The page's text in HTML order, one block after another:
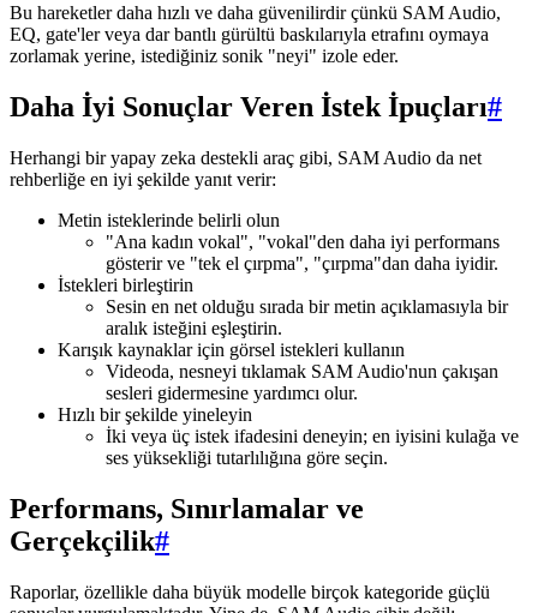
Bu hareketler daha hızlı ve daha güvenilirdir çünkü SAM Audio,
EQ, gate'ler veya dar bantlı gürültü baskılarıyla etrafını oymaya
zorlamak yerine, istediğiniz sonik "neyi" izole eder.
Daha İyi Sonuçlar Veren İstek İpuçları#
Herhangi bir yapay zeka destekli araç gibi, SAM Audio da net
rehberliğe en iyi şekilde yanıt verir:
Metin isteklerinde belirli olun
"Ana kadın vokal", "vokal"den daha iyi performans
gösterir ve "tek el çırpma", "çırpma"dan daha iyidir.
İstekleri birleştirin
Sesin en net olduğu sırada bir metin açıklamasıyla bir
aralık isteğini eşleştirin.
Karışık kaynaklar için görsel istekleri kullanın
Videoda, nesneyi tıklamak SAM Audio'nun çakışan
sesleri gidermesine yardımcı olur.
Hızlı bir şekilde yineleyin
İki veya üç istek ifadesini deneyin; en iyisini kulağa ve
ses yüksekliği tutarlılığına göre seçin.
Performans, Sınırlamalar ve
Gerçekçilik#
Raporlar, özellikle daha büyük modelle birçok kategoride güçlü